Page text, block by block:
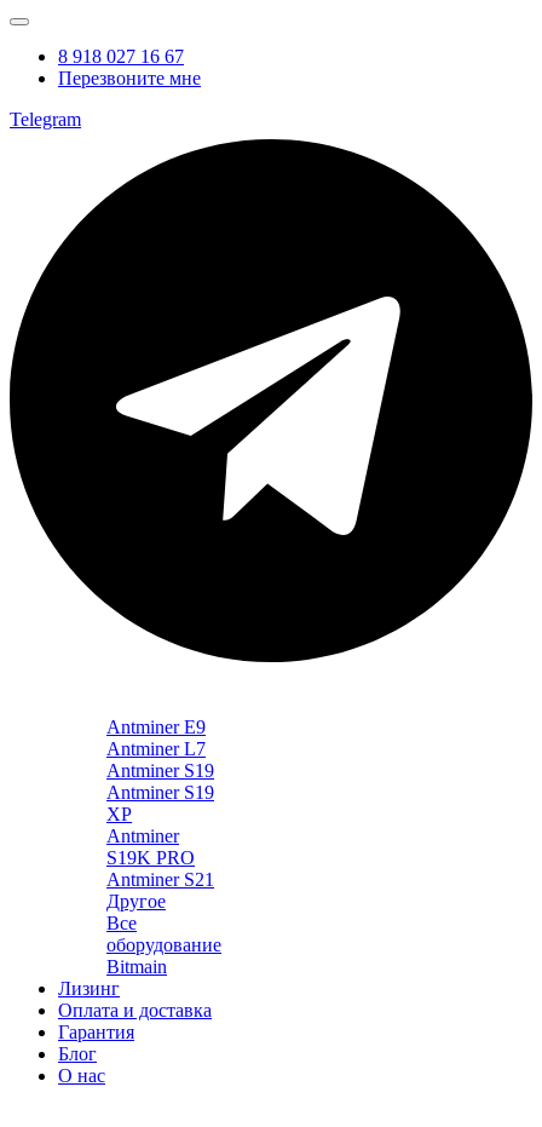
8 918 027 16 67
Перезвоните мне
Telegram
Antminer E9
Antminer L7
Antminer S19
Antminer S19
XP
Antminer
S19K PRO
Antminer S21
Другое
Все
оборудование
Bitmain
Лизинг
Оплата и доставка
Гарантия
Блог
О нас